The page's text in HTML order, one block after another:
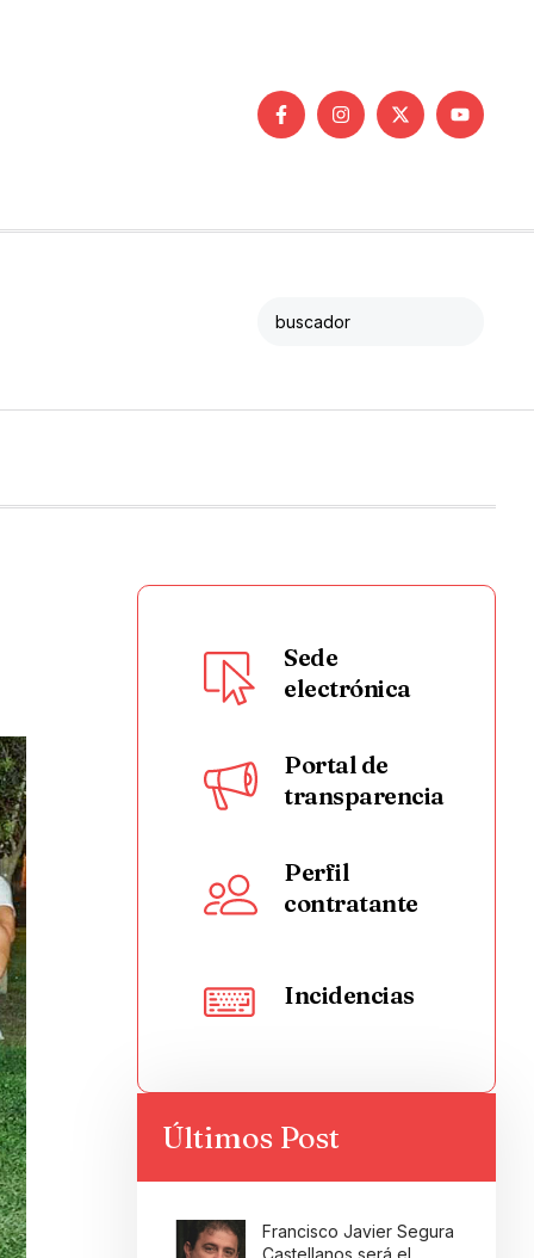
Sede
electrónica
Portal de
transparencia
Perfil
contratante
Incidencias
Últimos Post
Francisco Javier Segura
Castellanos será el